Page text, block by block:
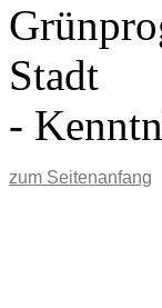
Stadt
-
zum Seitenanfang